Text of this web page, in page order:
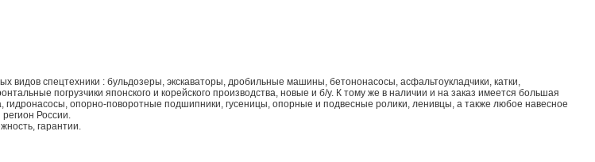
видов спецтехники : бульдозеры, экскаваторы, дробильные машины, бетононасосы, асфальтоукладчики, катки,
погрузчики японского и корейского производства, новые и б/у. К тому же в наличии и на заказ имеется большая
гидронасосы, опорно-поворотные подшипники, гусеницы, опорные и подвесные ролики, ленивцы, а также любое навесное
России.
гарантии.